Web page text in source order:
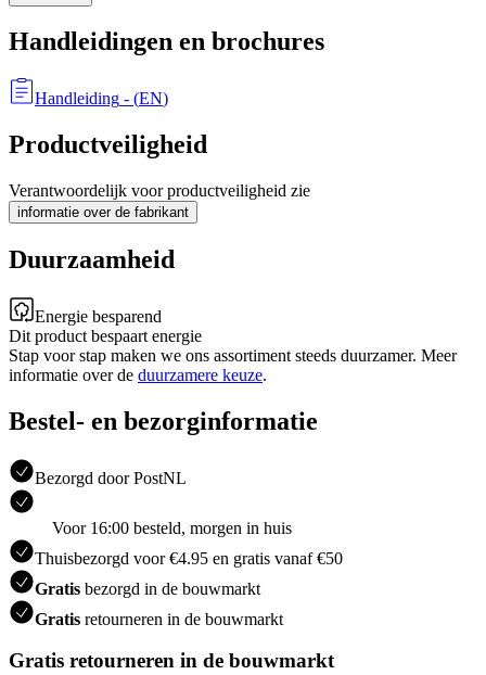
Handleidingen en brochures
Handleiding - (EN)
Productveiligheid
Verantwoordelijk voor productveiligheid zie
informatie over de fabrikant
Duurzaamheid
Energie besparend
Dit product bespaart energie
Stap voor stap maken we ons assortiment steeds duurzamer. Meer
informatie over de duurzamere keuze.
Bestel- en bezorginformatie
Bezorgd door PostNL
Voor 16:00 besteld, morgen in huis
Thuisbezorgd voor €4.95 en gratis vanaf €50
Gratis bezorgd in de bouwmarkt
Gratis retourneren in de bouwmarkt
Gratis retourneren in de bouwmarkt